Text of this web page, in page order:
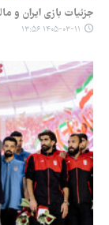
جزئیات بازی ایران و
۱۴۰۵-۰۳-۱۱ ۱۳:۵۶